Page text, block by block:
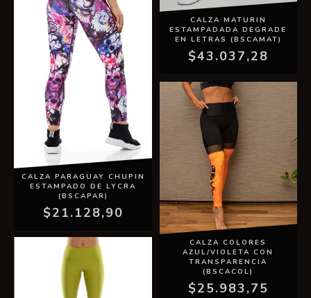
CALZA MATURIN
ESTAMPADADA DEGRADE
EN LETRAS (BSCAMAT)
$43.037,28
CALZA PARAGUAY CHUPIN
ESTAMPADO DE LYCRA
(BSCAPAR)
$21.128,90
CALZA COLORES
AZUL/VIOLETA CON
TRANSPARENCIA
(BSCACOL)
$25.983,75